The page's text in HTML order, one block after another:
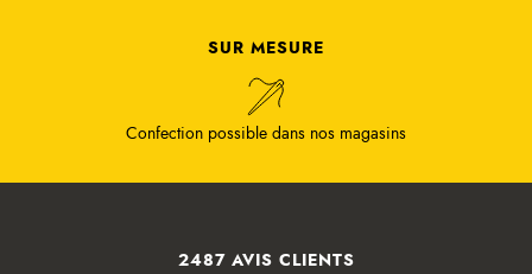
SUR MESURE
Confection possible dans nos magasins
2487 AVIS CLIENTS